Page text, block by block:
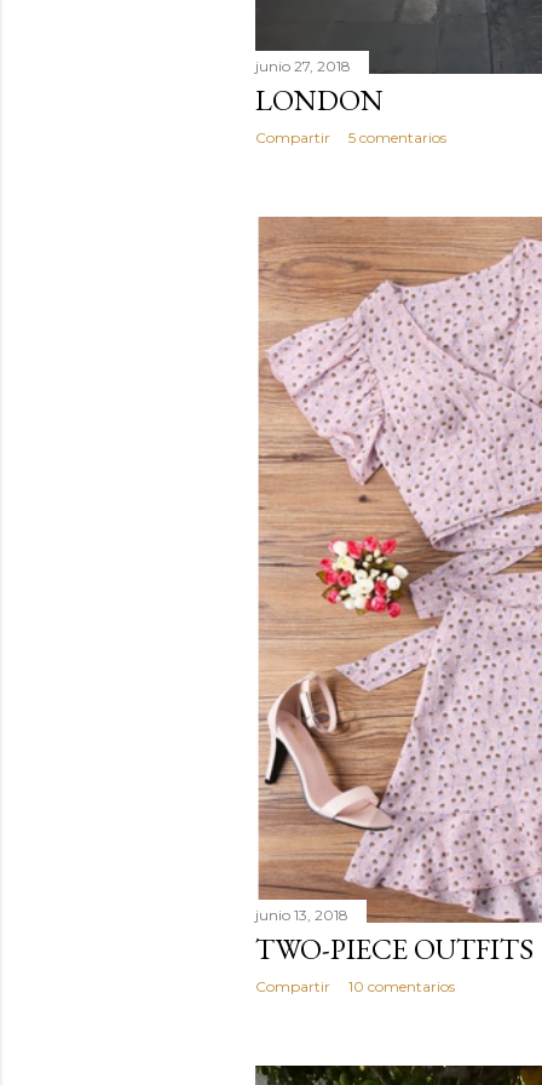
junio 27, 2018
LONDON
Compartir 5 comentarios
junio 13, 2018
TWO-PIECE OUTFITS
Compartir 10 comentarios